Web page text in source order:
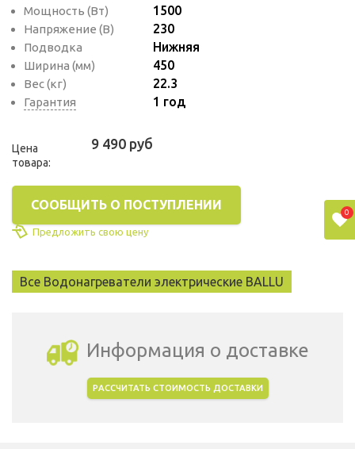
Мощность (Вт) 1500
Напряжение (В) 230
Подводка Нижняя
Ширина (мм) 450
Вес (кг) 22.3
Гарантия 1 год
Цена
товара:
9 490 руб
СООБЩИТЬ О ПОСТУПЛЕНИИ
Предложить свою цену
Все Водонагреватели электрические BALLU
Информация о доставке
РАССЧИТАТЬ СТОИМОСТЬ ДОСТАВКИ
0
для пользователей сайта.